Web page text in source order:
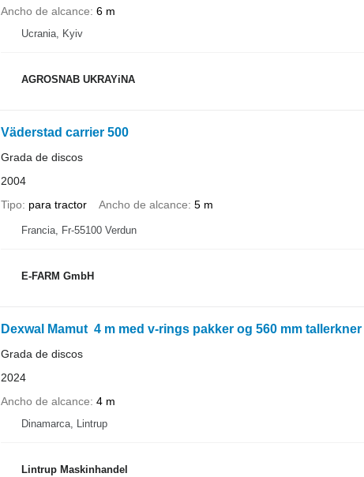
Ancho de alcance 6 m
Ucrania, Kyiv
AGROSNAB UKRAYiNA
Väderstad carrier 500
Grada de discos
2004
Tipo
para tractor Ancho de alcance 5 m
Francia, Fr-55100 Verdun
E-FARM GmbH
Dexwal Mamut 4 m med v-rings pakker og 560 mm tallerkner
Grada de discos
2024
Ancho de alcance 4 m
Dinamarca, Lintrup
Lintrup Maskinhandel